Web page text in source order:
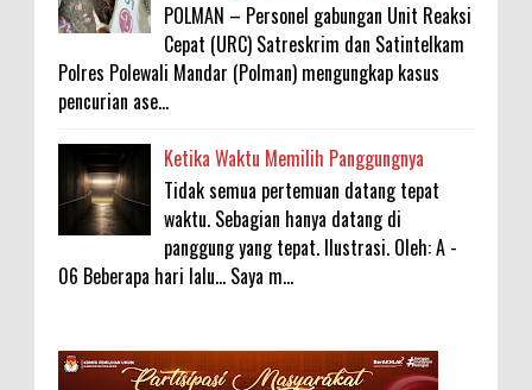
POLMAN – Personel gabungan Unit Reaksi
Cepat (URC) Satreskrim dan Satintelkam
Polres Polewali Mandar (Polman) mengungkap kasus
pencurian ase...
Ketika Waktu Memilih Panggungnya
Tidak semua pertemuan datang tepat
waktu. Sebagian hanya datang di
panggung yang tepat. Ilustrasi. Oleh: A -
06 Beberapa hari lalu... Saya m...